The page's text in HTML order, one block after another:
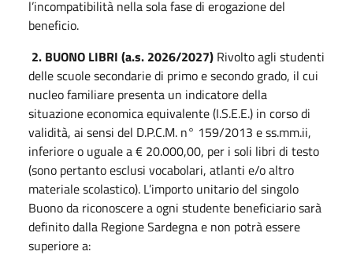
l’incompatibilità nella sola fase di erogazione del
beneficio.
2. BUONO LIBRI (a.s. 2026/2027) Rivolto agli studenti
delle scuole secondarie di primo e secondo grado, il cui
nucleo familiare presenta un indicatore della
situazione economica equivalente (I.S.E.E.) in corso di
validità, ai sensi del D.P.C.M. n° 159/2013 e ss.mm.ii,
inferiore o uguale a € 20.000,00, per i soli libri di testo
(sono pertanto esclusi vocabolari, atlanti e/o altro
materiale scolastico). L’importo unitario del singolo
Buono da riconoscere a ogni studente beneficiario sarà
definito dalla Regione Sardegna e non potrà essere
superiore a: